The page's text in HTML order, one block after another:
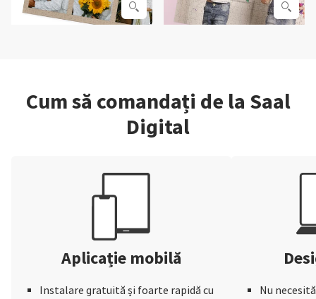
Cum să comandați de la Saal
Digital
Aplicație mobilă
Instalare gratuită și foarte rapidă cu
Nu